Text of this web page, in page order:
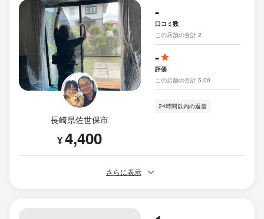
長崎県佐世保市
¥4,400
-
口コミ数
この店舗の合計 2
-
評価
この店舗の合計 5.00
24時間以内の返信
さらに表示